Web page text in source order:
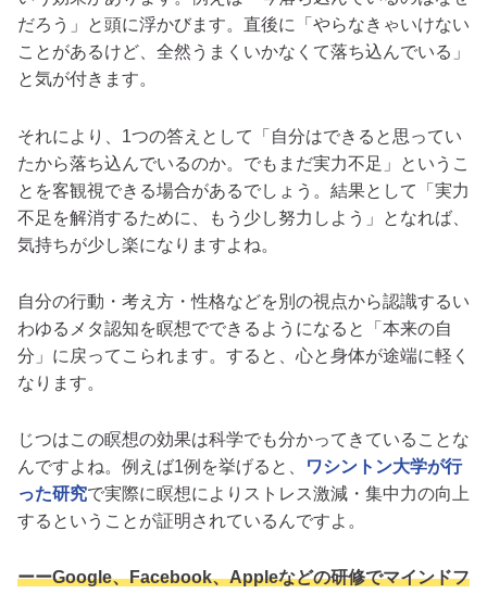
だろう」と頭に浮かびます。直後に「やらなきゃいけない
ことがあるけど、全然うまくいかなくて落ち込んでいる」
と気が付きます。
それにより、1つの答えとして「自分はできると思ってい
たから落ち込んでいるのか。でもまだ実力不足」というこ
とを客観視できる場合があるでしょう。結果として「実力
不足を解消するために、もう少し努力しよう」となれば、
気持ちが少し楽になりますよね。
自分の行動・考え方・性格などを別の視点から認識するい
わゆるメタ認知を瞑想でできるようになると「本来の自
分」に戻ってこられます。すると、心と身体が途端に軽く
なります。
じつはこの瞑想の効果は科学でも分かってきていることな
んですよね。例えば1例を挙げると、
ワシントン大学が行
った研究で実際に瞑想によりストレス激減・集中力の向上
するということが証明されているんですよ。
ーーGoogle、Facebook、Appleなどの研修でマインドフ